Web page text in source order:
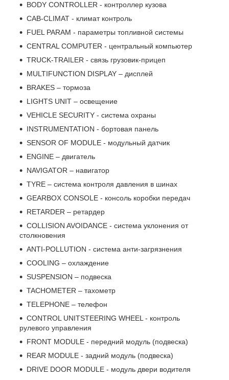
BODY CONTROLLER - контроллер кузова
CAB-CLIMAT - климат контроль
FUEL PARAM - параметры топливной системы
CENTRAL COMPUTER - центральный компьютер
TRUCK-TRAILER - связь грузовик-прицеп
MULTIFUNCTION DISPLAY – дисплей
BRAKES – тормоза
LIGHTS UNIT – освещение
VEHICLE SECURITY - система охраны
INSTRUMENTATION - бортовая панель
SENSOR OF MODULE - модульный датчик
ENGINE – двигатель
NAVIGATOR – навигатор
TYRE – система контроля давления в шинах
GEARBOX CONSOLE - консоль коробки передач
RETARDER – ретардер
COLLISION AVOIDANCE - система уклонения от
столкновения
ANTI-POLLUTION - система анти-загрязнения
COOLING – охлаждение
SUSPENSION – подвеска
TACHOMETER – тахометр
TELEPHONE – телефон
CONTROL UNITSTEERING WHEEL - контроль
рулевого управления
FRONT MODULE - передний модуль (подвеска)
REAR MODULE - задний модуль (подвеска)
DRIVE DOOR MODULE - модуль двери водителя